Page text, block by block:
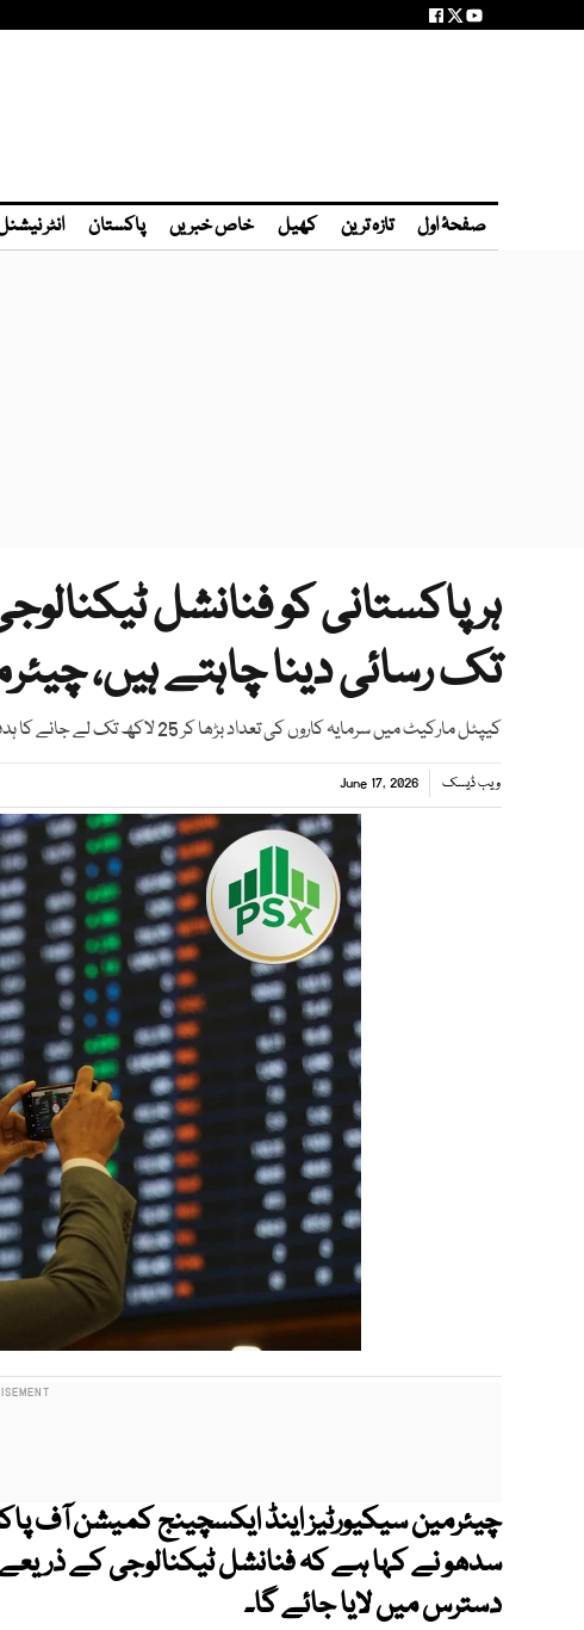
صفحۂ اول تازہ ترین کھیل خاص خبریں پاکستان انٹر
ہر پاکستانی کو فنانشل
تک رسائی دینا چاہتے ہیں،
کیپٹل مارکیٹ میں سرمایہ کاروں کی تعداد بڑھا کر 25 لاکھ تک لے جانے کا ہدف مقرر کیا گیا ہے، ڈاکٹر کبیر سدھو
ویب ڈیسک June 17, 2026
چیئرمین سیکیورٹیز اینڈ ایکسچینج کمیشن آف
سدھو نے کہا ہے کہ فنانشل ٹیکنالوجی کے
دسترس میں لایا جائے گا۔